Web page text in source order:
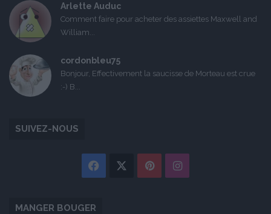
Arlette Auduc
Comment faire pour acheter des assiettes Maxwell and
William...
cordonbleu75
Bonjour, Effectivement la saucisse de Morteau est crue
:-) B...
SUIVEZ-NOUS
Facebook PinterestInstagram
MANGER BOUGER